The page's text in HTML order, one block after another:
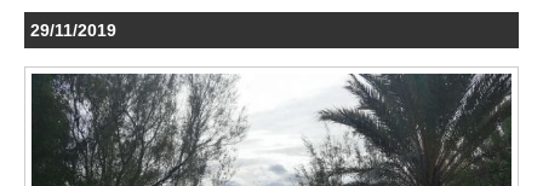
29/11/2019